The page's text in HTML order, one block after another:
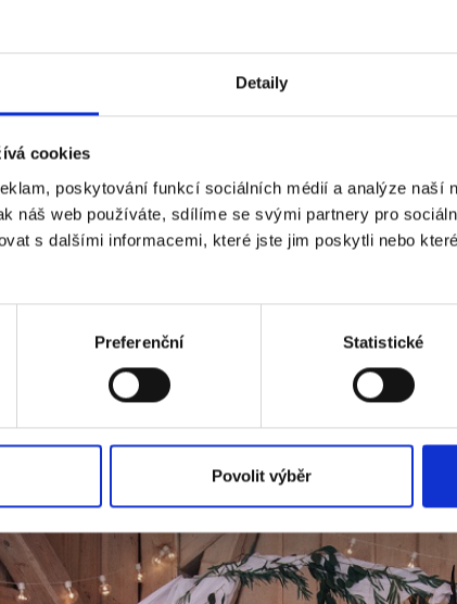
Detaily
cookies
poskytování funkcí sociálních médií a analýze naší
náš web používáte, sdílíme se svými partnery pro
s dalšími informacemi, které jste jim poskytli nebo
Preferenční Statistické
Povolit výběr
posunout dál zásnubami a příslibem veselky, z
Salanda na okraji Slavkovského lesa našly
víkend následujícího roku.
rády podzimní počasí, babí léto, podzimní
zvolily. Rozhodly se, že na ní budou jediné v
zlata po babičce a prababičce
nám řeklo, že to nejde nebo že to nedělají.
pro kterého to vůbec nebyl problém.“
ze čtrnácti míst, na kterých je možné na matričním
pozvaly přímo na statek, vůbec
s Terezou úřednice, která nakonec jejich
a vstřícná, shodují se partnerky.„A bylo na
sjednotilo. Že ji obtěžuje, jak je to odlišná činnost.